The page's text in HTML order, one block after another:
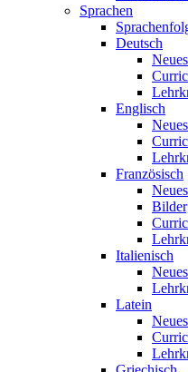
Sprachen
Deutsch
Englisch
Französisch
Italienisch
Latein